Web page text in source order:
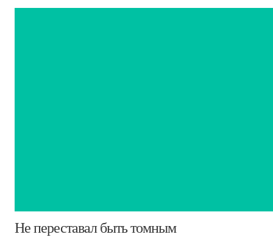
​Не переставал быть томным